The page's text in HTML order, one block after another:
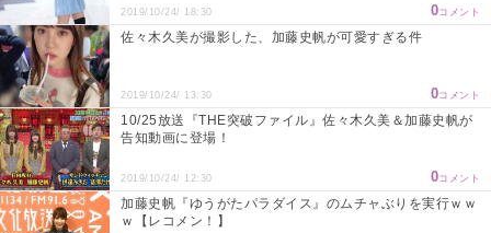
2019/10/24/ 18:30 0コメント
佐々木久美が撮影した、加藤史帆が可愛すぎる件
2019/10/24/ 13:30 0コメント
10/25放送『THE突破ファイル』佐々木久美＆加藤史帆が
告知動画に登場！
2019/10/24/ 12:30 0コメント
加藤史帆『ゆうがたパラダイス』のムチャぶりを実行ｗｗ
ｗ【レコメン！】